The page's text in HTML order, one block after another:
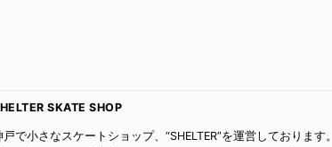
SKATE SHOP
戸で小さなスケートショップ、“SHELTER”を運営しております。